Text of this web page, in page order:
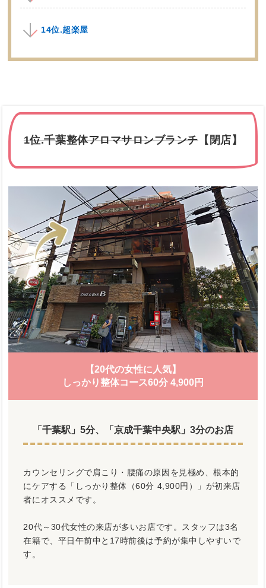
14位.超楽屋
1位.千葉整体アロマサロンブランチ【閉店】
【20代の女性に人気】
しっかり整体コース60分 4,900円
「千葉駅」5分、「京成千葉中央駅」3分のお店
カウンセリングで肩こり・腰痛の原因を見極め、根本的
にケアする「しっかり整体（60分 4,900円）」が初来店
者にオススメです。
20代～30代女性の来店が多いお店です。スタッフは3名
在籍で、平日午前中と17時前後は予約が集中しやすいで
す。